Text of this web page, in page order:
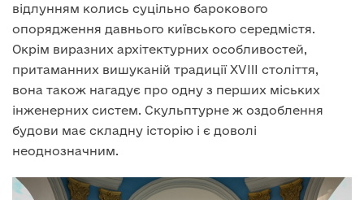
відлунням колись суцільно барокового
опорядження давнього київського середмістя.
Окрім виразних архітектурних особливостей,
притаманних вишуканій традиції XVIII століття,
вона також нагадує про одну з перших міських
інженерних систем. Скульптурне ж оздоблення
будови має складну історію і є доволі
неоднозначним.